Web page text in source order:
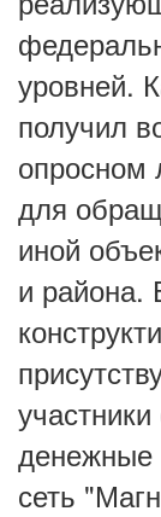
уровней.
получил
опросном
для
иной
и района.
денежные
сеть